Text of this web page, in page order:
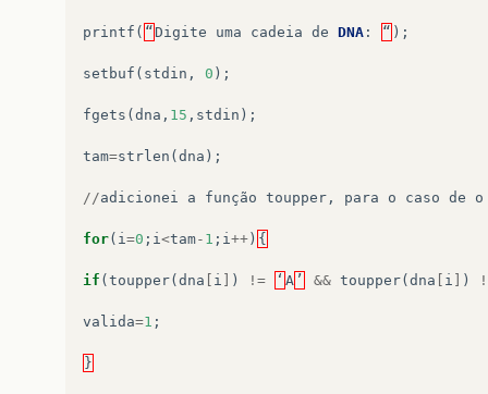
printf ( “Digite uma cadeia de DNA : “ );
setbuf ( stdin , 0 );
fgets (dna , 15 , stdin );
tam=strlen (dna );
//adicionei a função toupper , para o caso de o
for( i =0 ; i <tam- 1 ; i ++) {
if (toupper(dna [ i ] ) != ‘ A ’ && toupper(dna [ i ] )
valida=1 ;
}